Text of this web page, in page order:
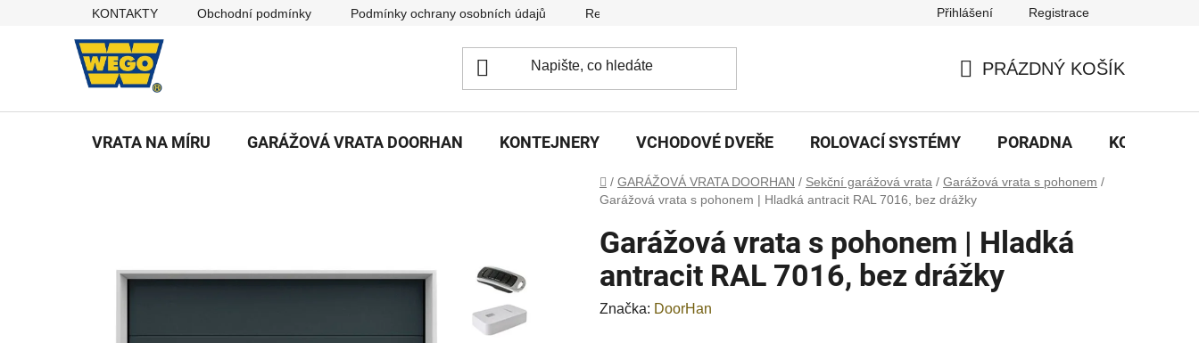
KONTAKTY Obchodní podmínky Podmínky ochrany osobních údajů Reklamační řád Přihlášení Registrace
KOŠÍK
PRÁZDNÝ KOŠÍK
VRATA NA MÍRU GARÁŽOVÁ VRATA DOORHAN KONTEJNERY VCHODOVÉ DVEŘE ROLOVACÍ SYSTÉMY PORADNA KONTAKTY
Domů
/ GARÁŽOVÁ VRATA DOORHAN / Sekční garážová vrata / Garážová vrata s pohonem /
Garážová vrata s pohonem | Hladká antracit RAL 7016, bez drážky
Garážová vrata s pohonem | Hladká
antracit RAL 7016, bez drážky
Značka: DoorHan